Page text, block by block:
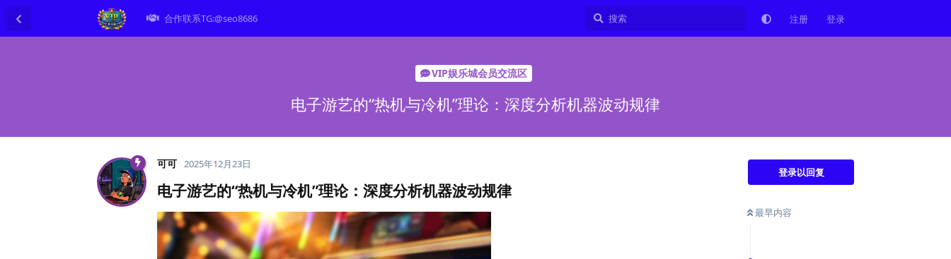
合作联系TG:@seo8686 注册 登录
VIP娱乐城会员交流区
电子游艺的“热机与冷机”理论：深度分析机器波动规律
登录以回复
最早内容
可可 2025年12月23日
电子游艺的“热机与冷机”理论：深度分析机器波动规律